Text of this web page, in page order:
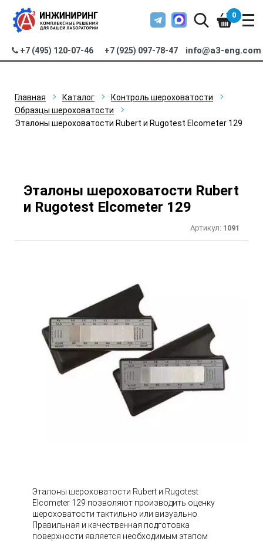
+7 (495) 120-07-46 +7 (925) 097-78-47 info@a3-eng.com
0
Главная Каталог
Контроль шероховатости
Образцы шероховатости
Эталоны шероховатости Rubert и Rugotest Elcometer 129
Эталоны шероховатости Rubert
и Rugotest Elcometer 129
Артикул: 1091
Эталоны шероховатости Rubert и Rugotest
Elcometer 129 позволяют производить оценку
шероховатости тактильно или визуально.
Правильная и качественная подготовка
поверхности является необходимым этапом